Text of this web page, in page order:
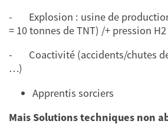
- Explosion : usine de production
= 10 tonnes de TNT) /+ pression H2
- Coactivité (accidents/chutes
…)
Apprentis sorciers
Mais Solutions techniques non